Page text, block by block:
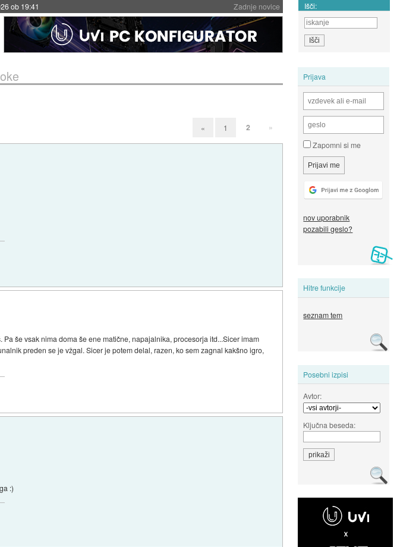
Zadnje novice Išči:
Prijava
Zapomni si me
nov uporabnik
pozabili geslo?
Hitre funkcije
seznam tem
Posebni izpisi
Avtor:
Ključna beseda:
« 1 2 »
še vsak nima doma še ene matične, napajalnika, procesorja itd...Sicer imam
preden se je vžgal. Sicer je potem delal, razen, ko sem zagnal kakšno igro,
:)